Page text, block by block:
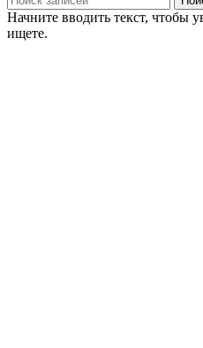
Начните вводить текст, чтобы
ищете.